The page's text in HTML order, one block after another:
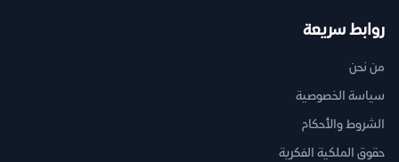
روابط سريعة
من نحن
سياسة الخصوصية
الشروط والأحكام
حقوق الملكية الفكرية